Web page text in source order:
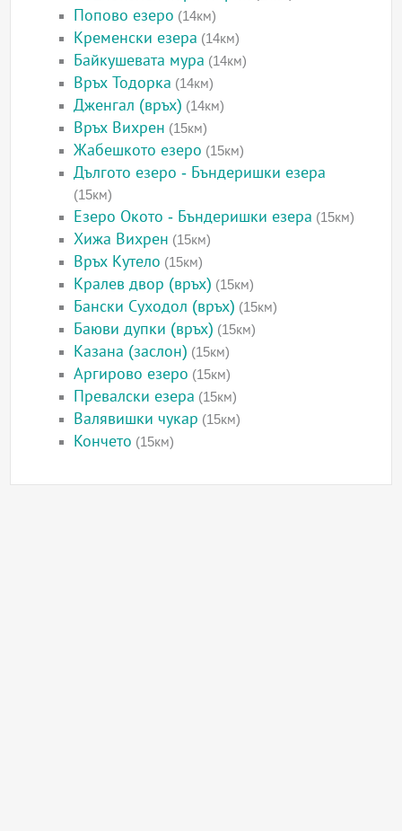
Попово езеро (14км)
Кременски езера (14км)
Байкушевата мура (14км)
Връх Тодорка (14км)
Дженгал (връх) (14км)
Връх Вихрен (15км)
Жабешкото езеро (15км)
Дългото езеро - Бъндеришки езера
(15км)
Езеро Окото - Бъндеришки езера (15км)
Хижа Вихрен (15км)
Връх Кутело (15км)
Кралев двор (връх) (15км)
Бански Суходол (връх) (15км)
Баюви дупки (връх) (15км)
Казана (заслон) (15км)
Аргирово езеро (15км)
Превалски езера (15км)
Валявишки чукар (15км)
Кончето (15км)